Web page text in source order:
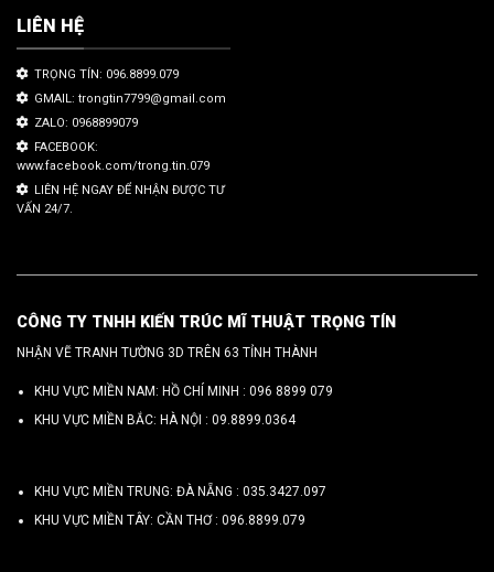
LIÊN HỆ
TRỌNG TÍN: 096.8899.079
GMAIL: trongtin7799@gmail.com
ZALO: 0968899079
FACEBOOK:
www.facebook.com/trong.tin.079
LIÊN HỆ NGAY ĐỂ NHẬN ĐƯỢC TƯ
VẤN 24/7.
CÔNG TY TNHH KIẾN TRÚC MĨ THUẬT TRỌNG TÍN
NHẬN VẼ TRANH TƯỜNG 3D TRÊN 63 TỈNH THÀNH
KHU VỰC MIỀN NAM: HỒ CHÍ MINH : 096 8899 079
KHU VỰC MIỀN BẮC: HÀ NỘI : 09.8899.0364
KHU VỰC MIỀN TRUNG: ĐÀ NẴNG : 035.3427.097
KHU VỰC MIỀN TÂY: CẦN THƠ : 096.8899.079